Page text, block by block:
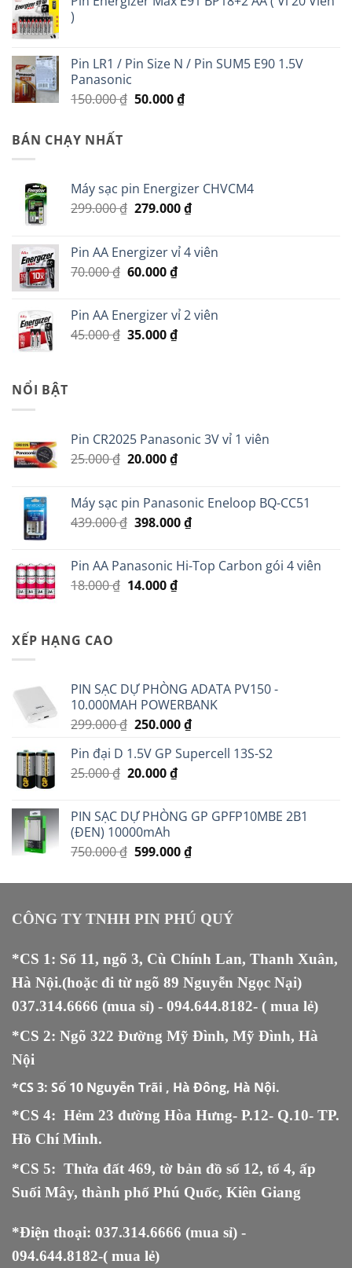
là:
tại
)
Pin LR1 / Pin Size N / Pin SUM5 E90 1.5V
Panasonic
150.000₫ Giá
50.000₫Giá
BÁN CHẠY NHẤT
Máy sạc pin Energizer CHVCM4
299.000₫ Giá
299.000 ₫.
279.000₫Giá
là:
Pin AA Energizer vỉ 4 viên
70.000₫ Giá
70.000 ₫.
60.000₫Giá
là:
60.000 ₫.
Pin AA Energizer vỉ 2 viên
45.000₫ Giá
35.000₫Giá
NỔI BẬT
Pin CR2025 Panasonic 3V vỉ 1 viên
25.000₫ Giá
25.000 ₫.
20.000₫Giá
là:
20.000 ₫.
Máy sạc pin Panasonic Eneloop BQ-CC51
439.000₫ Giá
439.000 ₫.
398.000₫Giá
là:
Pin AA Panasonic Hi-Top Carbon gói 4 viên
18.000₫ Giá
14.000₫Giá
XẾP HẠNG CAO
PIN SẠC DỰ PHÒNG ADATA PV150 -
10.000MAH POWERBANK
299.000₫ Giá
là:
299.000 ₫.
250.000₫Giá
tại
Pin đại D 1.5V GP Supercell 13S-S2
25.000₫ Giá
25.000 ₫.
20.000₫Giá
là:
PIN SẠC DỰ PHÒNG GP GPFP10MBE 2B1
(ĐEN) 10000mAh
750.000₫ Giá
là:
599.000₫Giá
tại
599.000 ₫.
CÔNG TY TNHH PIN PHÚ QUÝ
*CS 1: Số 11, ngõ 3, Cù Chính Lan, Thanh Xuân,
Hà Nội.(hoặc đi từ ngõ 89 Nguyễn Ngọc Nại)
037.314.6666 (mua sỉ) - 094.644.8182- ( mua lẻ)
*CS 2: Ngõ 322 Đường Mỹ Đình, Mỹ Đình, Hà
Nội
*CS 3: Số 10 Nguyễn Trãi , Hà Đông, Hà Nội.
*CS 4: Hẻm 23 đường Hòa Hưng- P.12- Q.10- TP.
Hồ Chí Minh.
*CS 5: Thửa đất 469, tờ bản đồ số 12, tổ 4, ấp
Suối Mây, thành phố Phú Quốc, Kiên Giang
*Điện thoại: 037.314.6666 (mua sỉ) -
094.644.8182-( mua lẻ)